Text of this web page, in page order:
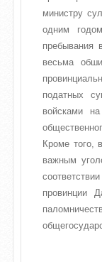
министру
одним
пребывания
весьма
податных
войсками
Кроме того,
важным
провинции